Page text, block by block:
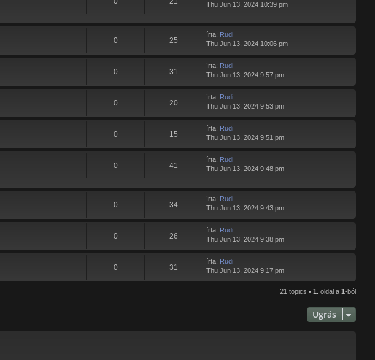
Thu Jun 13, 2024 10:39 pm
0 25
írta: Rudi
Thu Jun 13, 2024 10:06 pm
0 31
írta: Rudi
Thu Jun 13, 2024 9:57 pm
0 20
írta: Rudi
Thu Jun 13, 2024 9:53 pm
0 15
írta: Rudi
Thu Jun 13, 2024 9:51 pm
0 41
írta: Rudi
Thu Jun 13, 2024 9:48 pm
0 34
írta: Rudi
Thu Jun 13, 2024 9:43 pm
0 26
írta: Rudi
Thu Jun 13, 2024 9:38 pm
0 31
írta: Rudi
Thu Jun 13, 2024 9:17 pm
21 topics • 1 . oldal a 1-ból
Ugrás